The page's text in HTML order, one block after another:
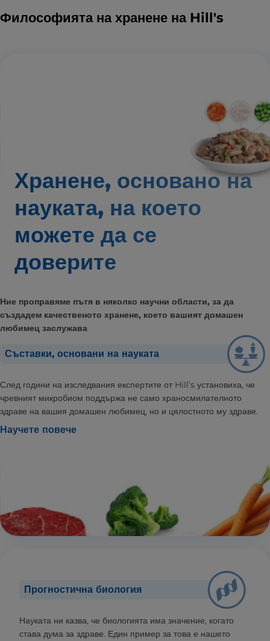
Философията на хранене на Hill's
Хранене, основано на
науката, на което
можете да се
доверите
Ние проправяме пътя в няколко научни области, за да
създадем качественото хранене, което вашият домашен
любимец заслужава
Съставки, основани на науката
След години на изследвания експертите от Hill’s установиха, че
чревният микробиом поддържа не само храносмилателното
здраве на вашия домашен любимец, но и цялостното му здраве.
Научете повече
Прогностична биология
Науката ни казва, че биологията има значение, когато
става дума за здраве. Един пример за това е нашето